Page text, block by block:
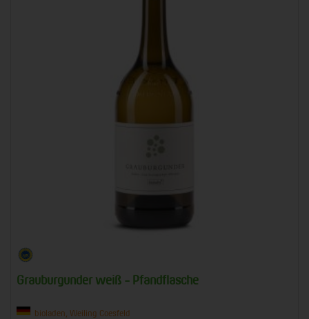
Grauburgunder weiß - Pfandflasche
bioladen, Weiling Coesfeld